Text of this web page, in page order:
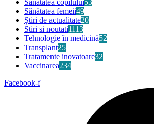
Sănătatea copilului53
Sănătatea femeii49
Știri de actualitate20
Stiri si noutati1113
Tehnologie în medicină52
Transplant25
Tratamente inovatoare32
Vaccinarea234
Facebook-f